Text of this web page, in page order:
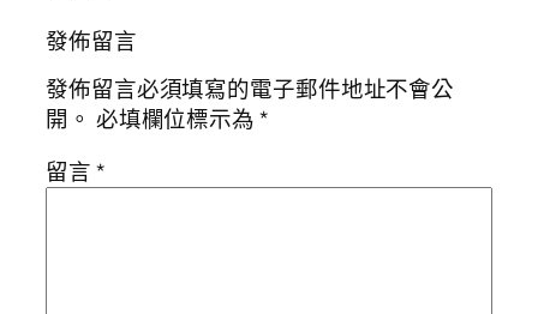
發佈留言
發佈留言必須填寫的電子郵件地址不會公
開。 必填欄位標示為*
留言*